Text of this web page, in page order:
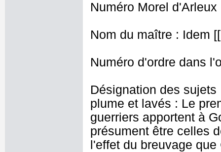
Numéro Morel d'Arleux
Nom du maître : Idem
Numéro d'ordre dans
Désignation des
plume et lavés : Le
guerriers apportent à
présument être celles
l'effet du breuvage